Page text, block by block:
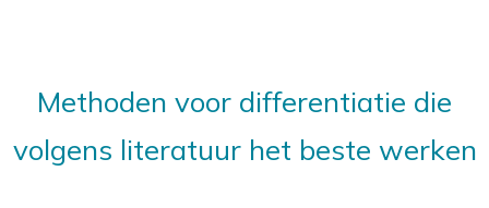
Methoden voor differentiatie die
volgens literatuur het beste werken